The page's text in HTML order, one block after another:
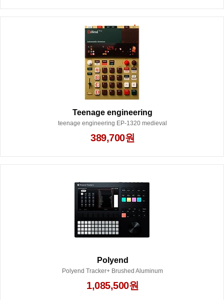
Teenage engineering
teenage engineering EP-1320 medieval
389,700원
Polyend
Polyend Tracker+ Brushed Aluminum
1,085,500원